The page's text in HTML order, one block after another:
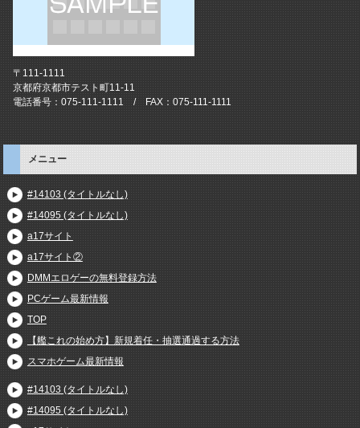
〒111-1111
京都府京都市テスト町11-11
電話番号：075-111-1111 / FAX：075-111-1111
メニュー
#14103 (タイトルなし)
#14095 (タイトルなし)
a17サイト
a17サイト②
DMMエロゲーの無料登録方法
PCゲーム最新情報
TOP
【艦これの始め方】新規着任・抽選通過する方法
スマホゲーム最新情報
#14103 (タイトルなし)
#14095 (タイトルなし)